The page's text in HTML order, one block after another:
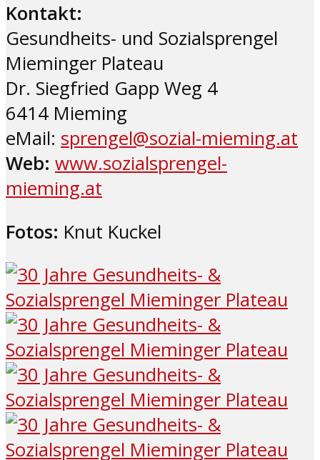
Kontakt:
Gesundheits- und Sozialsprengel
Mieminger Plateau
Dr. Siegfried Gapp Weg 4
6414 Mieming
eMail: sprengel@sozial-mieming.at
Web: www.sozialsprengel-
mieming.at
Fotos: Knut Kuckel